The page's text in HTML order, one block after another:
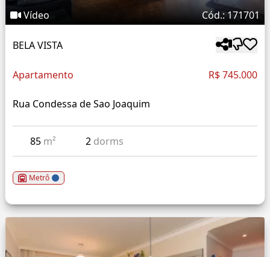
Vídeo Cód.: 171701
BELA VISTA
Apartamento R$ 745.000
Rua Condessa de Sao Joaquim
85 m² 2 dorms
Metrô